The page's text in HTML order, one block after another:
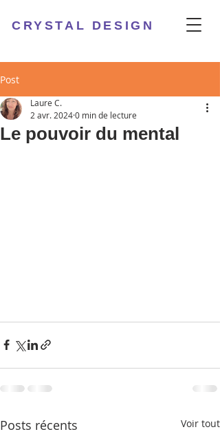
CRYSTAL DESIGN
Post
Le pouvoir du mental
Laure C.
2 avr. 20240 min de lecture
Posts récents Voir tout